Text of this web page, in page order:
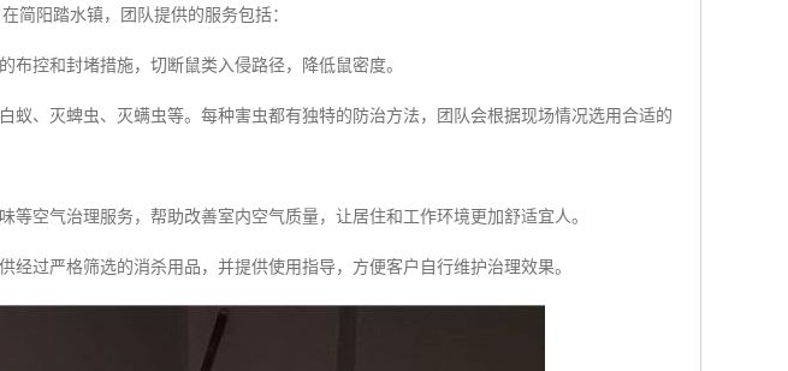
简阳踏水镇，团队提供的服务包括：
布控和封堵措施，切断鼠类入侵路径，降低鼠密度。
蚁、灭蜱虫、灭螨虫等。每种害虫都有独特的防治方法，团队会根据现场情况选用合适的
等空气治理服务，帮助改善室内空气质量，让居住和工作环境更加舒适宜人。
经过严格筛选的消杀用品，并提供使用指导，方便客户自行维护治理效果。